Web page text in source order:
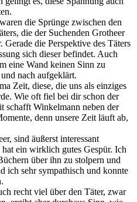
die Sprünge zwischen den
die der Suchenden Grotheer
die Perspektive des Täters
sich dieser befindet. Auch
eine Wand keinen Sinn zu
nach aufgeklärt.
Zeit, diese, die uns als einziges
Wie oft fiel bei dir schon der
schafft Winkelmann neben der
denn unsere Zeit läuft ab,
sind äußerst interessant
ein wirklich gutes Gespür. Ich
über ihn zu stolpern und
ich sehr sympathisch und konnte
recht viel über den Täter, zwar